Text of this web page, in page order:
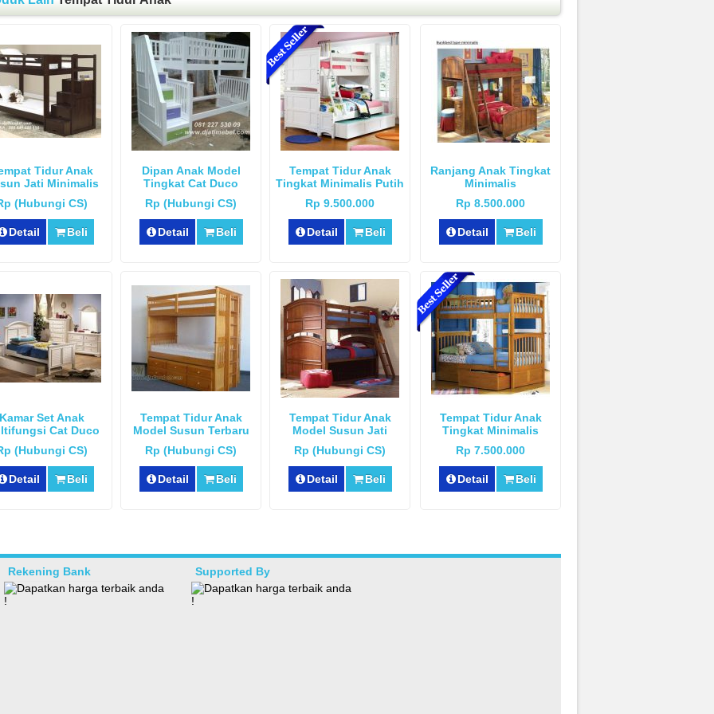
Tidur Anak
Jati Minimalis
(Hubungi CS)
Detail Beli
Dipan Anak Model
Tingkat Cat Duco
Rp (Hubungi CS)
Detail Beli
Tempat Tidur Anak
Tingkat Minimalis Putih
Rp 9.500.000
Detail Beli
Ranjang Anak Tingkat
Minimalis
Rp 8.500.000
Detail Beli
Kamar Set Anak
Cat Duco
(Hubungi CS)
Detail Beli
Tempat Tidur Anak
Model Susun Terbaru
Rp (Hubungi CS)
Detail Beli
Tempat Tidur Anak
Model Susun Jati
Rp (Hubungi CS)
Detail Beli
Tempat Tidur Anak
Tingkat Minimalis
Rp 7.500.000
Detail Beli
Rekening Bank Supported By